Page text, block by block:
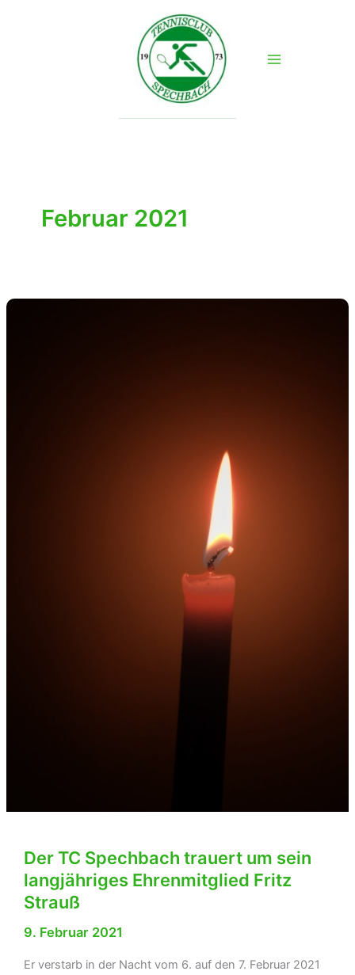
Februar 2021
Der TC Spechbach trauert um sein
langjähriges Ehrenmitglied Fritz
Strauß
9. Februar 2021
Er verstarb in der Nacht vom 6. auf den 7. Februar 2021